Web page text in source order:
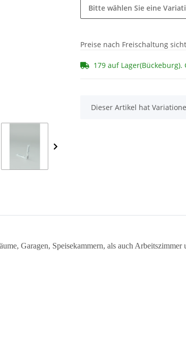
Bitte wählen Sie eine
Preise nach Freischaltung
179 auf
x
Dieser Artikel hat
Garagen, Speisekammern, als auch